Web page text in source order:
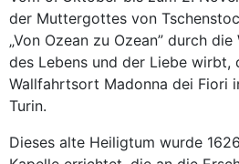
der Muttergottes von
„Von Ozean zu Ozean” durch
des Lebens und der Liebe wirbt,
Wallfahrtsort Madonna dei Fiori
Turin.
Dieses alte Heiligtum wurde